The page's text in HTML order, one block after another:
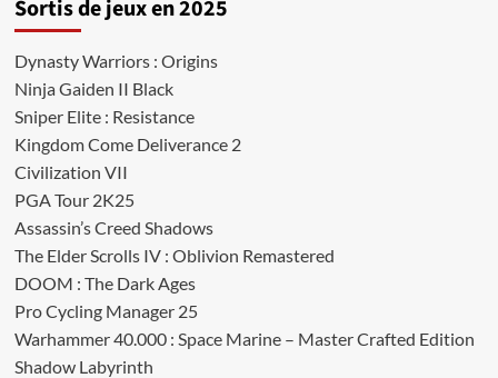
Sortis de jeux en 2025
Dynasty Warriors : Origins
Ninja Gaiden II Black
Sniper Elite : Resistance
Kingdom Come Deliverance 2
Civilization VII
PGA Tour 2K25
Assassin’s Creed Shadows
The Elder Scrolls IV : Oblivion Remastered
DOOM : The Dark Ages
Pro Cycling Manager 25
Warhammer 40.000 : Space Marine – Master Crafted Edition
Shadow Labyrinth